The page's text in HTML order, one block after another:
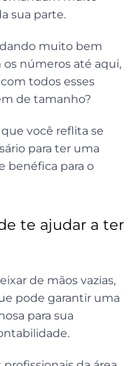
sua parte.
muito bem
os números até aqui,
todos esses
de tamanho?
você reflita se
para ter uma
benéfica para o
te ajudar a ter
de mãos vazias,
pode garantir uma
para sua